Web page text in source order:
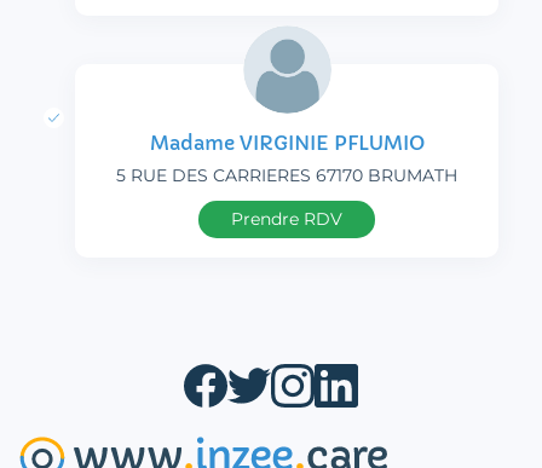
Madame VIRGINIE PFLUMIO
5 RUE DES CARRIERES 67170 BRUMATH
Prendre RDV